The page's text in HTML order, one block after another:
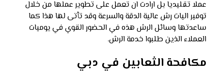
عملا تقليديا بل ارادت ان تعمل على تطوير عملها من خلال
توفير اليات رش عالية الدقة والسرعة وقد تأتى لها هذا كما
ساعدتها وسائل الرش هذه في الحضور القوي في يوميات
العملاء الذين طلبوا خدمة الرش.
مكافحة الثعابين في دبي